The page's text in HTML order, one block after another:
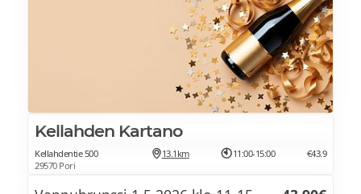
Kellahden Kartano
Kellahdentie 500
29570 Pori
13.1km 11:00-15:00 €43.9